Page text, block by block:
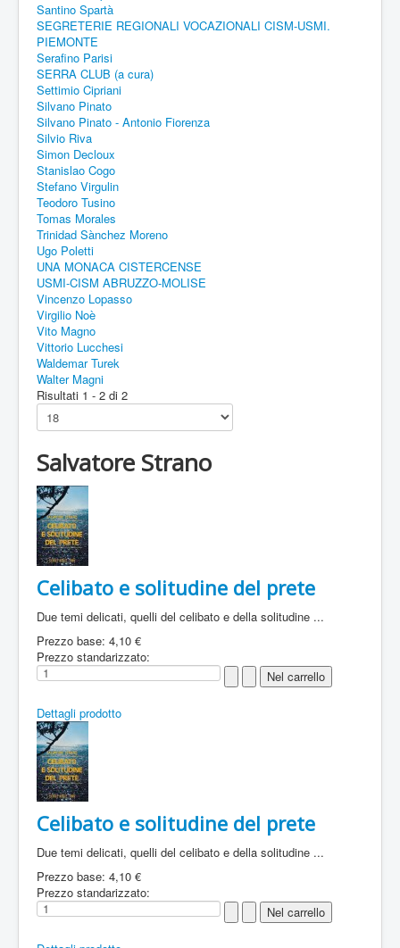
Santino Spartà
SEGRETERIE REGIONALI VOCAZIONALI CISM-USMI.
PIEMONTE
Serafino Parisi
SERRA CLUB (a cura)
Settimio Cipriani
Silvano Pinato
Silvano Pinato - Antonio Fiorenza
Silvio Riva
Simon Decloux
Stanislao Cogo
Stefano Virgulin
Teodoro Tusino
Tomas Morales
Trinidad Sànchez Moreno
Ugo Poletti
UNA MONACA CISTERCENSE
USMI-CISM ABRUZZO-MOLISE
Vincenzo Lopasso
Virgilio Noè
Vito Magno
Vittorio Lucchesi
Waldemar Turek
Walter Magni
Risultati 1 - 2 di 2
Salvatore Strano
Celibato e solitudine del prete
Due temi delicati, quelli del celibato e della solitudine ...
Prezzo base: 4,10 €
Prezzo standarizzato:
Dettagli prodotto
Celibato e solitudine del prete
Due temi delicati, quelli del celibato e della solitudine ...
Prezzo base: 4,10 €
Prezzo standarizzato: